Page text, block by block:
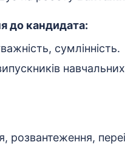
до кандидата:
сумлінність.
розвантеження,